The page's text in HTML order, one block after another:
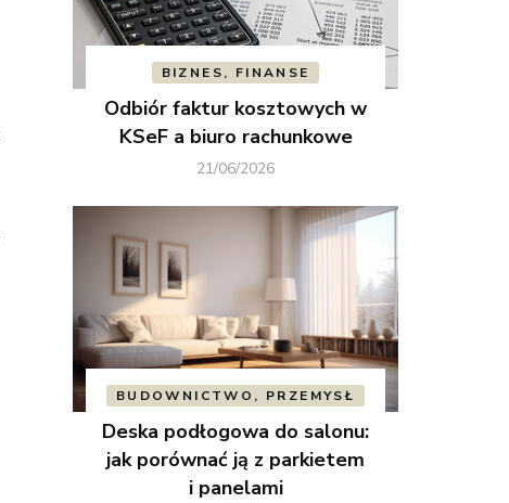
BIZNES, FINANSE
Odbiór faktur kosztowych w
KSeF a biuro rachunkowe
21/06/2026
BUDOWNICTWO, PRZEMYSŁ
Deska podłogowa do salonu:
jak porównać ją z parkietem
i panelami